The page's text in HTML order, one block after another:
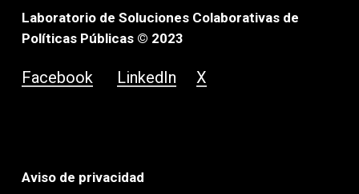
Laboratorio de Soluciones Colaborativas de
Políticas Públicas © 2023
Facebook LinkedIn X
Aviso de privacidad